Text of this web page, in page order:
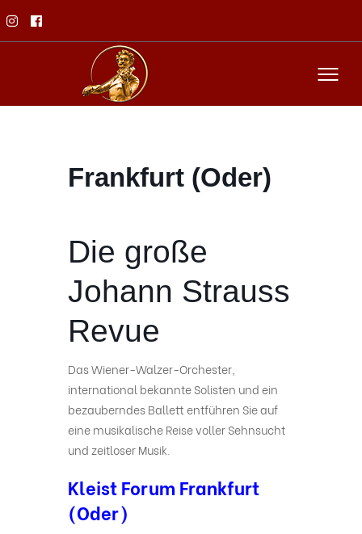
Frankfurt (Oder)
Die große
Johann Strauss
Revue
Das Wiener-Walzer-Orchester,
international bekannte Solisten und ein
bezauberndes Ballett entführen Sie auf
eine musikalische Reise voller Sehnsucht
und zeitloser Musik.
Kleist Forum Frankfurt
(Oder)